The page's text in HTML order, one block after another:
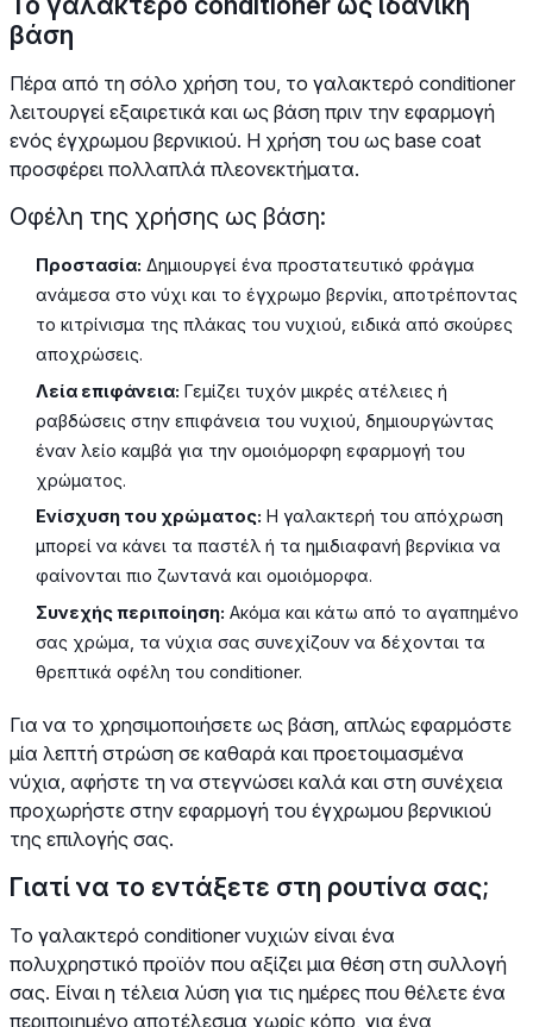
βάση
Πέρα από τη σόλο χρήση του, το γαλακτερό conditioner
λειτουργεί εξαιρετικά και ως βάση πριν την εφαρμογή
ενός έγχρωμου βερνικιού. Η χρήση του ως base coat
προσφέρει πολλαπλά πλεονεκτήματα.
Οφέλη της χρήσης ως βάση:
Προστασία: Δημιουργεί ένα προστατευτικό φράγμα
ανάμεσα στο νύχι και το έγχρωμο βερνίκι, αποτρέποντας
το κιτρίνισμα της πλάκας του νυχιού, ειδικά από σκούρες
αποχρώσεις.
Λεία επιφάνεια: Γεμίζει τυχόν μικρές ατέλειες ή
ραβδώσεις στην επιφάνεια του νυχιού, δημιουργώντας
έναν λείο καμβά για την ομοιόμορφη εφαρμογή του
χρώματος.
Ενίσχυση του χρώματος: Η γαλακτερή του απόχρωση
μπορεί να κάνει τα παστέλ ή τα ημιδιαφανή βερνίκια να
φαίνονται πιο ζωντανά και ομοιόμορφα.
Συνεχής περιποίηση: Ακόμα και κάτω από το αγαπημένο
σας χρώμα, τα νύχια σας συνεχίζουν να δέχονται τα
θρεπτικά οφέλη του conditioner.
Για να το χρησιμοποιήσετε ως βάση, απλώς εφαρμόστε
μία λεπτή στρώση σε καθαρά και προετοιμασμένα
νύχια, αφήστε τη να στεγνώσει καλά και στη συνέχεια
προχωρήστε στην εφαρμογή του έγχρωμου βερνικιού
της επιλογής σας.
Γιατί να το εντάξετε στη ρουτίνα σας;
Το γαλακτερό conditioner νυχιών είναι ένα
πολυχρηστικό προϊόν που αξίζει μια θέση στη συλλογή
σας. Είναι η τέλεια λύση για τις ημέρες που θέλετε ένα
περιποιημένο αποτέλεσμα χωρίς κόπο, για ένα